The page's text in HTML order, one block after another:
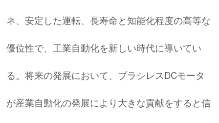
ネ、安定した運転、長寿命と知能化程度の高等な
優位性で、工業自動化を新しい時代に導いてい
る。将来の発展において、ブラシレスDCモータ
が産業自動化の発展により大きな貢献をすると信